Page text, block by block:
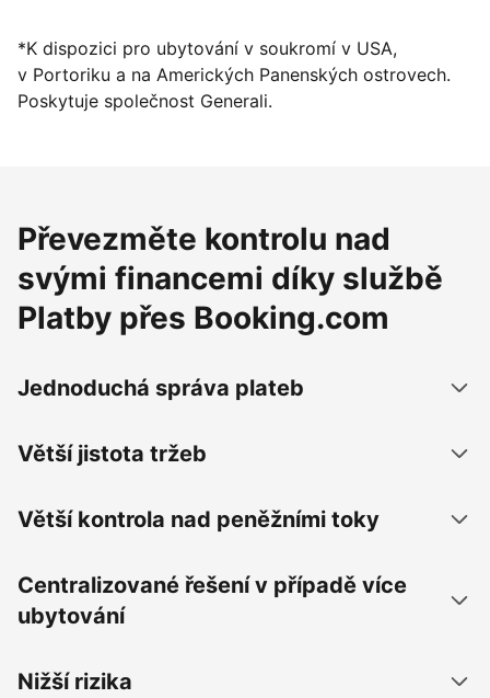
*K dispozici pro ubytování v soukromí v USA,
v Portoriku a na Amerických Panenských ostrovech.
Poskytuje společnost Generali.
Převezměte kontrolu nad
svými financemi díky službě
Platby přes Booking.com
Jednoduchá správa plateb
Větší jistota tržeb
Větší kontrola nad peněžními toky
Centralizované řešení v případě více
ubytování
Nižší rizika